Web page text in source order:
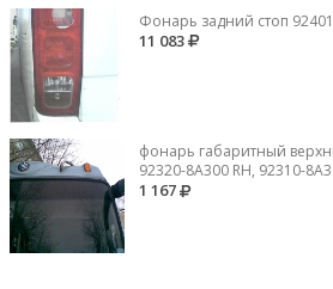
Фонарь задний стоп
11 083
фонарь габаритный
92320-8A300 RH, 92310-
1 167